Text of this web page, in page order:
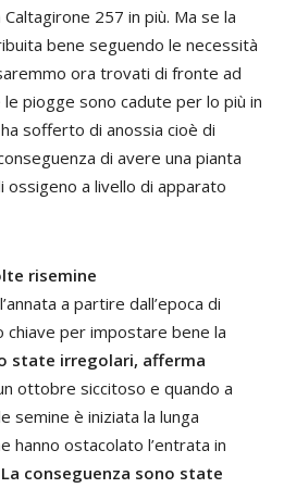
257 in più. Ma se la
bene seguendo le necessità
ora trovati di fronte ad
le piogge sono cadute per lo più in
sofferto di anossia cioè di
di avere una pianta
ossigeno a livello di apparato
risemine
a partire dall’epoca di
chiave per impostare bene la
state irregolari, afferma
ottobre siccitoso e quando a
semine è iniziata la lunga
hanno ostacolato l’entrata in
La conseguenza sono state